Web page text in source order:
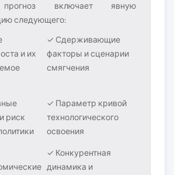
включает явную
следующего:
и их
✓ Сдерживающие
факторы и сценарии
смягчения
риск
✓ Параметр кривой
технологического
освоения
✓ Конкурентная
динамика и